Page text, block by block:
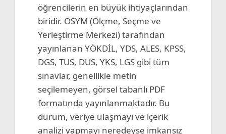
öğrencilerin en büyük ihtiyaçlarından
biridir. ÖSYM (Ölçme, Seçme ve
Yerleştirme Merkezi) tarafından
yayınlanan YÖKDİL, YDS, ALES, KPSS,
DGS, TUS, DUS, YKS, LGS gibi tüm
sınavlar, genellikle metin
seçilemeyen, görsel tabanlı PDF
formatında yayınlanmaktadır. Bu
durum, veriye ulaşmayı ve içerik
analizi yapmayı neredeyse imkansız